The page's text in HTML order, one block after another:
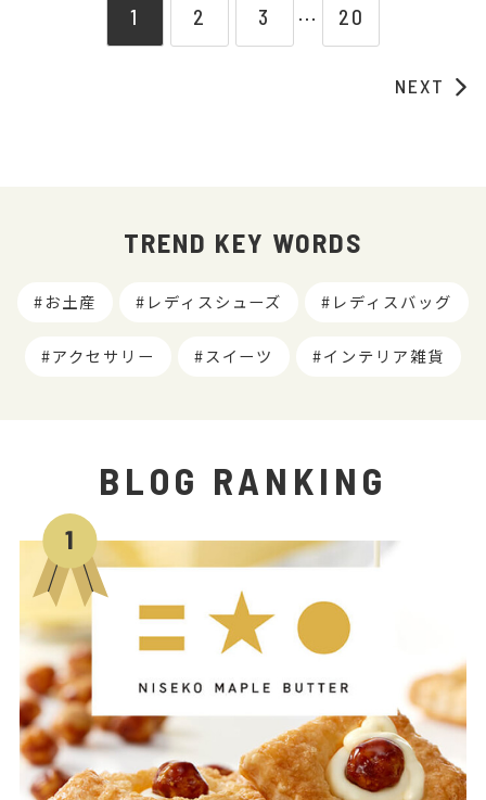
1 2 3 ⋯ 20
NEXT
TREND KEY WORDS
お土産 レディスシューズ レディスバッグ
アクセサリー スイーツ インテリア雑貨
BLOG RANKING